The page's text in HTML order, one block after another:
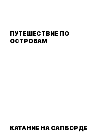
ПУТЕШЕСТВИЕ ПО
ОСТРОВАМ
КАТАНИЕ НА САПБОРДЕ